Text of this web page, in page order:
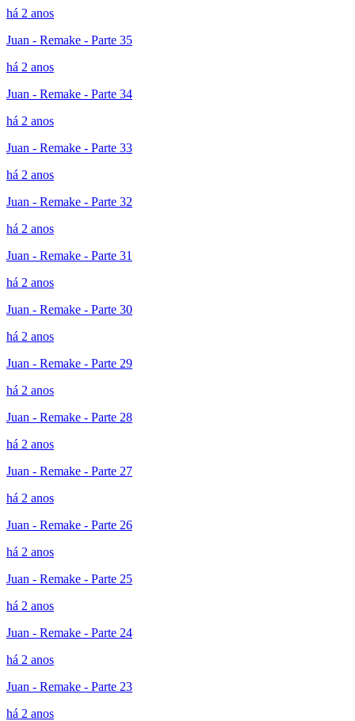
há 2 anos
Juan - Remake - Parte 35
há 2 anos
Juan - Remake - Parte 34
há 2 anos
Juan - Remake - Parte 33
há 2 anos
Juan - Remake - Parte 32
há 2 anos
Juan - Remake - Parte 31
há 2 anos
Juan - Remake - Parte 30
há 2 anos
Juan - Remake - Parte 29
há 2 anos
Juan - Remake - Parte 28
há 2 anos
Juan - Remake - Parte 27
há 2 anos
Juan - Remake - Parte 26
há 2 anos
Juan - Remake - Parte 25
há 2 anos
Juan - Remake - Parte 24
há 2 anos
Juan - Remake - Parte 23
há 2 anos